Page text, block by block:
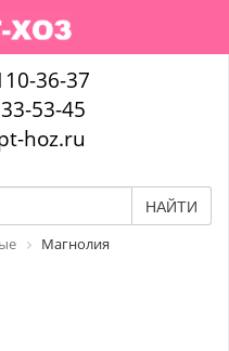
36-37
53-45
hoz.ru
НАЙТИ
Магнолия